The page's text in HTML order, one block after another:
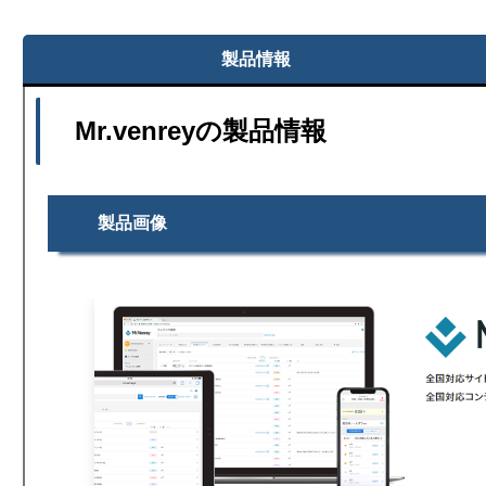
製品情報
Mr.venreyの製品情報
製品画像